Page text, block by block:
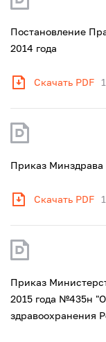
Постановление
2014 года
Скачать PDF
Приказ Минздрава
Скачать PDF
Приказ
2015 года №435н
здравоохранения